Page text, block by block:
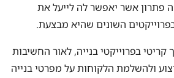
פתרון אשר יאפשר לה לייעל את
בפרוייקטים השונים שהיא מבצעת.
קריטי בפרוייקטי בנייה, לאור החשיבות
ולהשלמת הלקוחות על מפרטי בנייה